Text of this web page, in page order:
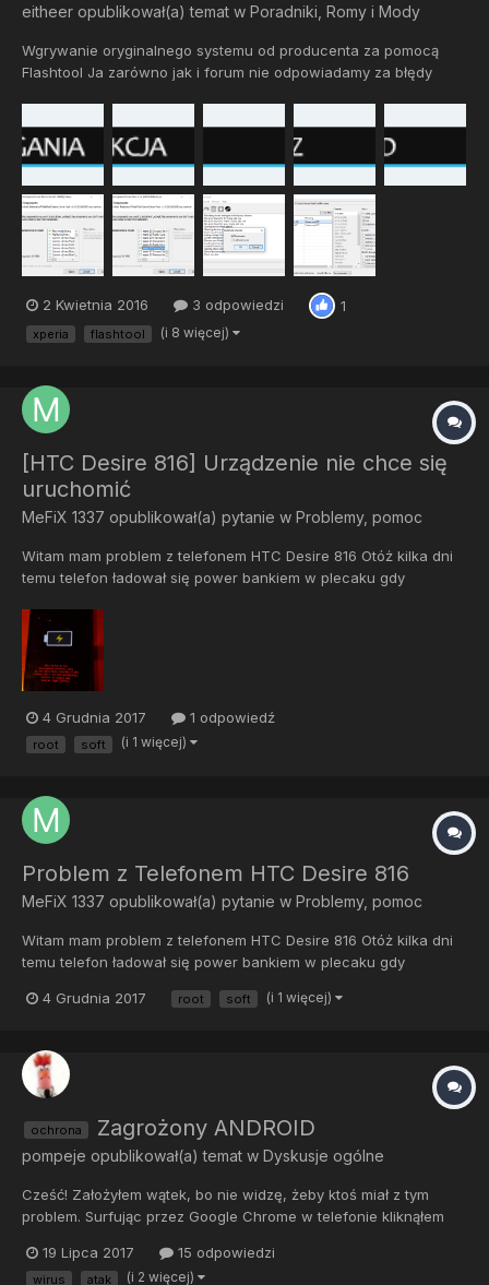
eitheer opublikował(a) temat w Poradniki, Romy i Mody
Wgrywanie oryginalnego systemu od producenta za pomocą
Flashtool Ja zarówno jak i forum nie odpowiadamy za błędy
telefon, wgr...
2 Kwietnia 2016 3 odpowiedzi 1
xperia flashtool (i 8 więcej)
[HTC Desire 816] Urządzenie nie chce się
uruchomić
MeFiX 1337 opublikował(a) pytanie w Problemy, pomoc
Witam mam problem z telefonem HTC Desire 816 Otóż kilka dni
temu telefon ładował się power bankiem w plecaku gdy
do tej pory nie chce się włączyć na przycisk power.Byłem w
serwisie naprawczym telefonów to powiedzieli mi ze telefon
ma...
4 Grudnia 2017 1 odpowiedź
root soft (i 1 więcej)
Problem z Telefonem HTC Desire 816
MeFiX 1337 opublikował(a) pytanie w Problemy, pomoc
Witam mam problem z telefonem HTC Desire 816 Otóż kilka dni
temu telefon ładował się power bankiem w plecaku gdy
do tej pory nie chce się włączyć na przycisk power.Byłem w
ma...
4 Grudnia 2017 root soft (i 1 więcej)
ochrona Zagrożony ANDROID
pompeje opublikował(a) temat w Dyskusje ogólne
Cześć! Założyłem wątek, bo nie widzę, żeby ktoś miał z tym
problem. Surfując przez Google Chrome w telefonie kliknąłem
zagrożony", albo "Wygrałeś!", problem w tym, że komunikatowi
19 Lipca 2017 15 odpowiedzi
wirus atak (i 2 więcej)